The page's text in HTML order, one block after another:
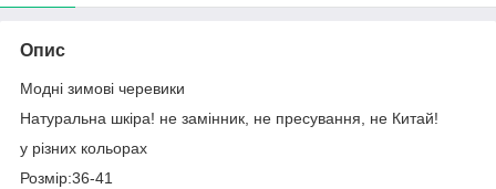
Опис
Модні зимові черевики
Натуральна шкіра! не замінник, не пресування, не Китай!
у різних кольорах
Розмір:36-41